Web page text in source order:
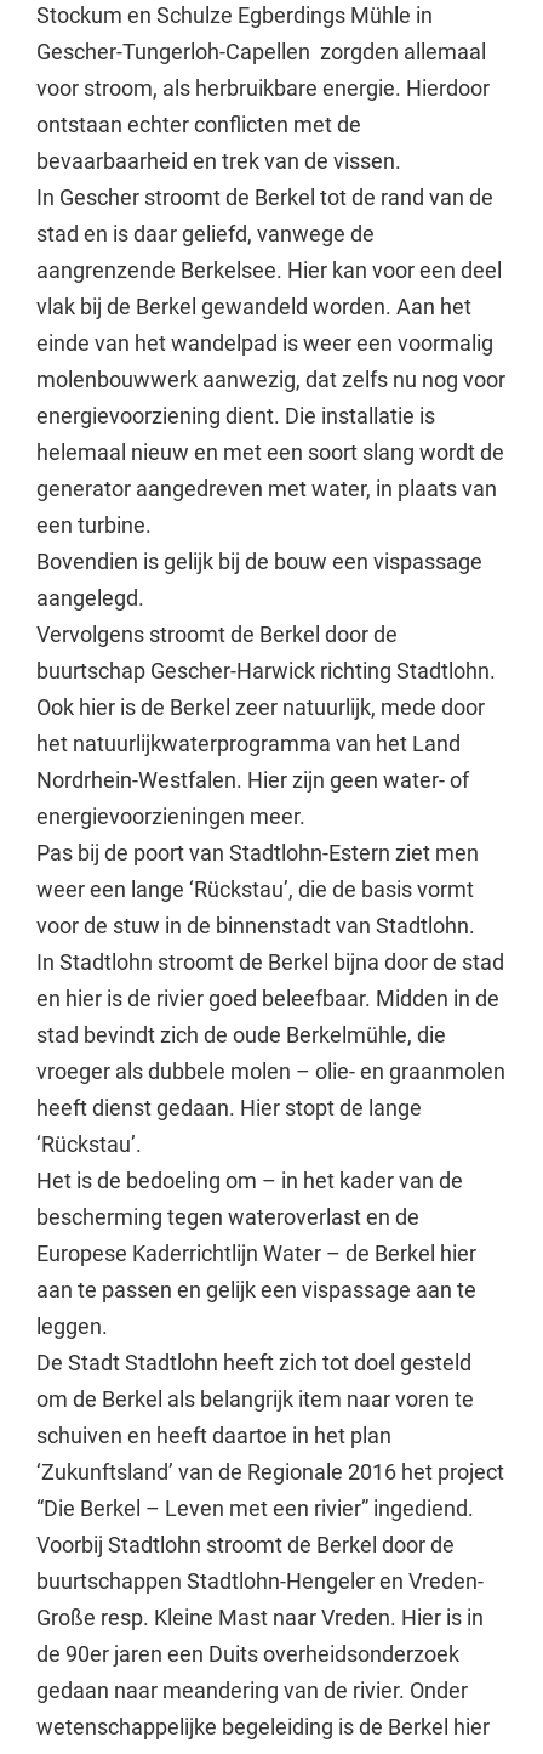
Stockum en Schulze Egberdings Mühle in
Gescher-Tungerloh-Capellen zorgden allemaal
voor stroom, als herbruikbare energie. Hierdoor
ontstaan echter conflicten met de
bevaarbaarheid en trek van de vissen.
In Gescher stroomt de Berkel tot de rand van de
stad en is daar geliefd, vanwege de
aangrenzende Berkelsee. Hier kan voor een deel
vlak bij de Berkel gewandeld worden. Aan het
einde van het wandelpad is weer een voormalig
molenbouwwerk aanwezig, dat zelfs nu nog voor
energievoorziening dient. Die installatie is
helemaal nieuw en met een soort slang wordt de
generator aangedreven met water, in plaats van
een turbine.
Bovendien is gelijk bij de bouw een vispassage
aangelegd.
Vervolgens stroomt de Berkel door de
buurtschap Gescher-Harwick richting Stadtlohn.
Ook hier is de Berkel zeer natuurlijk, mede door
het natuurlijkwaterprogramma van het Land
Nordrhein-Westfalen. Hier zijn geen water- of
energievoorzieningen meer.
Pas bij de poort van Stadtlohn-Estern ziet men
weer een lange ‘Rückstau’, die de basis vormt
voor de stuw in de binnenstadt van Stadtlohn.
In Stadtlohn stroomt de Berkel bijna door de stad
en hier is de rivier goed beleefbaar. Midden in de
stad bevindt zich de oude Berkelmühle, die
vroeger als dubbele molen – olie- en graanmolen
heeft dienst gedaan. Hier stopt de lange
‘Rückstau’.
Het is de bedoeling om – in het kader van de
bescherming tegen wateroverlast en de
Europese Kaderrichtlijn Water – de Berkel hier
aan te passen en gelijk een vispassage aan te
leggen.
De Stadt Stadtlohn heeft zich tot doel gesteld
om de Berkel als belangrijk item naar voren te
schuiven en heeft daartoe in het plan
‘Zukunftsland’ van de Regionale 2016 het project
“Die Berkel – Leven met een rivier” ingediend.
Voorbij Stadtlohn stroomt de Berkel door de
buurtschappen Stadtlohn-Hengeler en Vreden-
Große resp. Kleine Mast naar Vreden. Hier is in
de 90er jaren een Duits overheidsonderzoek
gedaan naar meandering van de rivier. Onder
wetenschappelijke begeleiding is de Berkel hier